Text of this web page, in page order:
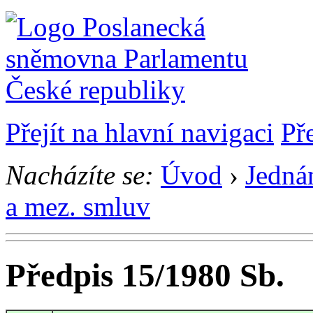
Přejít na hlavní navigaci
Nacházíte se: Úvod ›
a mez. smluv
Předpis 15/1980 Sb.